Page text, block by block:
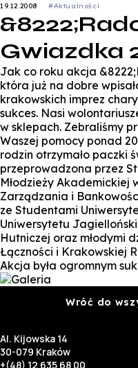
19.12.2008 #Aktualności
Gwiazdka
Jak co roku akcja
która już na dobre
krakowskich imprez
sukces. Nasi
w sklepach. Zebraliśmy
Waszej pomocy ponad
rodzin otrzymało paczki
przeprowadzona przez
Młodzieży Akademickiej
Zarządzania i
ze Studentami
Uniwersytetu
Hutniczej oraz młodymi
Łączności i Krakowskiej
Akcja była ogromnym
Wróć do
Al. Kijowska 14
30-079 Kraków
+(48) 12 635 68 00